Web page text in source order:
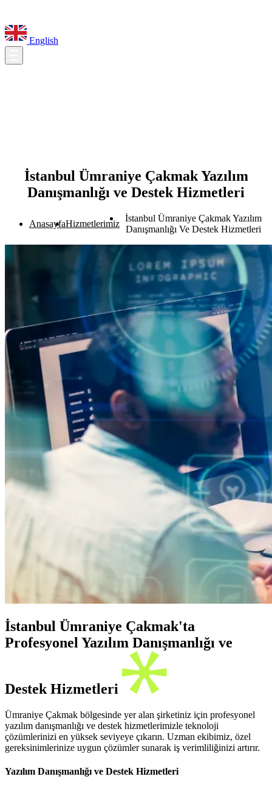
English
İstanbul Ümraniye Çakmak Yazılım
Danışmanlığı ve Destek Hizmetleri
AnasayfaHizmetlerimiz
İstanbul Ümraniye Çakmak Yazılım
Danışmanlığı Ve Destek Hizmetleri
İstanbul Ümraniye Çakmak'ta
Profesyonel Yazılım Danışmanlığı ve
Destek Hizmetleri
Ümraniye Çakmak bölgesinde yer alan şirketiniz için profesyonel
yazılım danışmanlığı ve destek hizmetlerimizle teknoloji
çözümlerinizi en yüksek seviyeye çıkarın. Uzman ekibimiz, özel
gereksinimlerinize uygun çözümler sunarak iş verimliliğinizi artırır.
Yazılım Danışmanlığı ve Destek Hizmetleri